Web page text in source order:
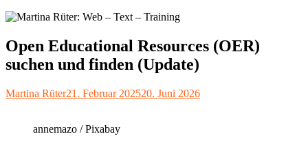
Open Educational Resources (OER)
suchen und finden (Update)
Autor
Martina RüterVeröffentlicht
21. Februar 202520. Juni 2026
annemazo / Pixabay